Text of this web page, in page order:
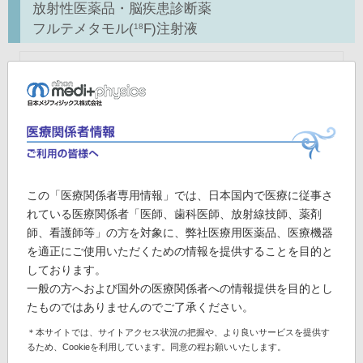
放射性医薬品・脳疾患診断薬
フルテメタモル(18F)注射液
この「医療関係者専用情報」では、日本国内で医療に従事さ
れている医療関係者「医師、歯科医師、放射線技師、薬剤
師、看護師等」の方を対象に、弊社医療用医薬品、医療機器
を適正にご使用いただくための情報を提供することを目的と
しております。
一般の方へおよび国外の医療関係者への情報提供を目的とし
たものではありませんのでご了承ください。
＊本サイトでは、サイトアクセス状況の把握や、より良いサービスを提供す
るため、Cookieを利用しています。同意の程お願いいたします。